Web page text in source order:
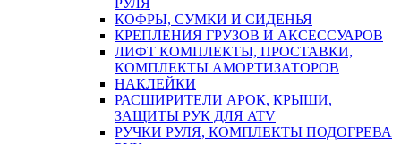
РУЛЯ
КОФРЫ, СУМКИ И СИДЕНЬЯ
КРЕПЛЕНИЯ ГРУЗОВ И АКСЕССУАРОВ
ЛИФТ КОМПЛЕКТЫ, ПРОСТАВКИ,
КОМПЛЕКТЫ АМОРТИЗАТОРОВ
НАКЛЕЙКИ
РАСШИРИТЕЛИ АРОК, КРЫШИ,
ЗАЩИТЫ РУК ДЛЯ ATV
РУЧКИ РУЛЯ, КОМПЛЕКТЫ ПОДОГРЕВА